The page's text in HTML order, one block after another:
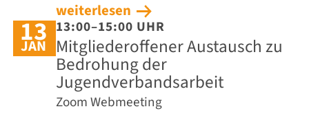
weiterlesen
13
JAN
13:00–15:00 UHR
Mitgliederoffener Austausch zu
Bedrohung der
Jugendverbandsarbeit
Zoom Webmeeting